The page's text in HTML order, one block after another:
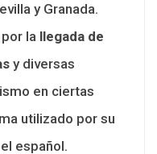
y Granada.
la llegada de
y diversas
en ciertas
utilizado por su
español.